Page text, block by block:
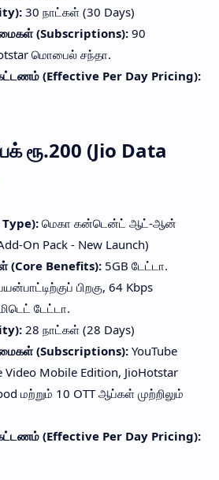
30 நாட்கள் (30 Days)
(Subscriptions): 90
மொபைல் சந்தா.
(Effective Per Day Pricing):
ரூ.200 (Jio Data
மெகா கன்டென்ட் ஆட்-ஆன்
On Pack - New Launch)
(Core Benefits): 5GB டேட்டா.
பிறகு, 64 Kbps
டேட்டா.
28 நாட்கள் (28 Days)
(Subscriptions): YouTube
Video Mobile Edition, JioHotstar
மற்றும் 10 OTT ஆப்கள் முற்றிலும்
(Effective Per Day Pricing):